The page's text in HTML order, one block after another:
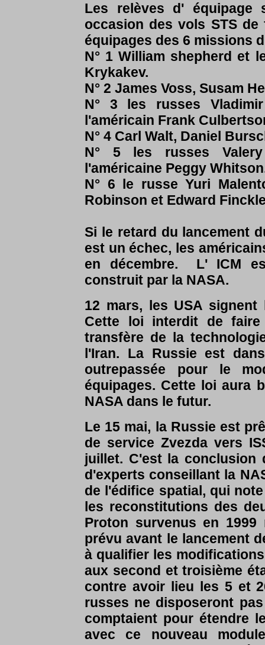
Les relèves d'
occasion des vols STS
équipages des 6 missions
N° 1 William shepherd et
Krykakev.
N° 2 James Voss, Susam
N° 3 les russes
l'américain Frank
N° 4 Carl Walt, Daniel
N° 5 les russes
l'américaine Peggy
N° 6 le russe Yuri
Robinson et Edward
Si le retard du lancement
est un échec, les
en décembre. L' ICM
construit par la NASA.
12 mars, les USA signent
Cette loi interdit de
transfère de la
l'Iran. La Russie est
outrepassée pour le
équipages. Cette loi aura
NASA dans le futur.
Le 15 mai, la Russie est
de service Zvezda vers
juillet. C'est la conclusion
d'experts conseillant la
de l'édifice spatial, qui
les reconstitutions des
Proton survenus en
prévu avant le lancement
à qualifier les
aux second et troisième
contre avoir lieu les 5 et
russes ne disposeront
comptaient pour étendre
avec ce nouveau